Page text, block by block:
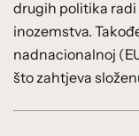
drugih politika radi
inozemstva.
nadnacionalnoj
što zahtjeva